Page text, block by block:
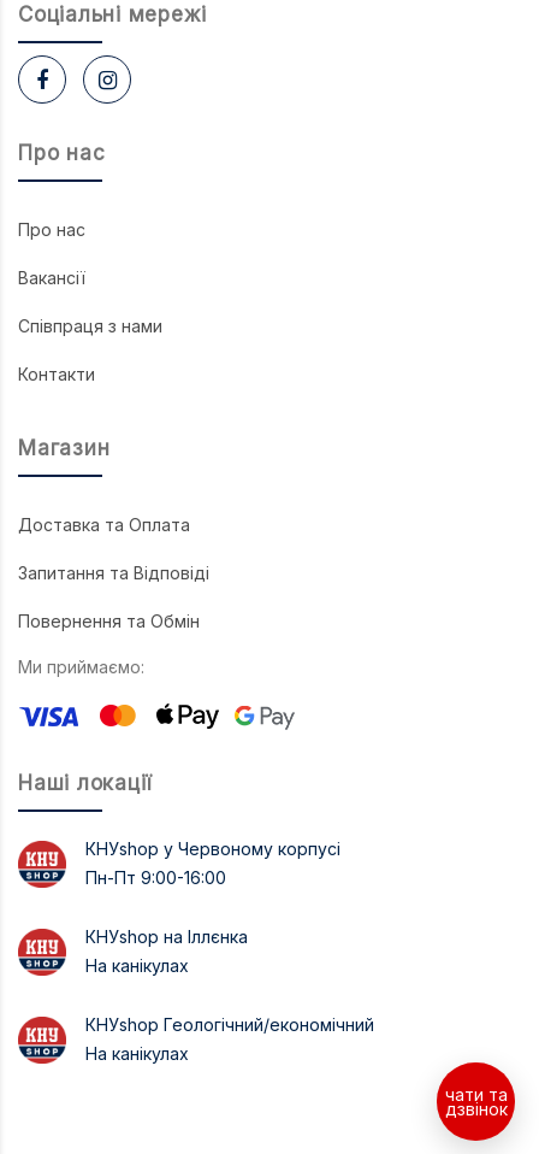
Про нас
Про нас
Вакансії
Співпраця з нами
Контакти
Магазин
Доставка та Оплата
Запитання та Відповіді
Повернення та Обмін
Ми приймаємо:
Наші локації
КНУshop у Червоному корпусі
Пн-Пт 9:00-16:00
КНУshop на Іллєнка
На канікулах
КНУshop Геологічний/економічний
На канікулах
Соцiальнi мережi
чати та
дзвінок